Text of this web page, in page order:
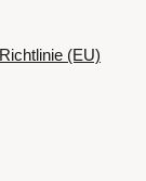
(EU)